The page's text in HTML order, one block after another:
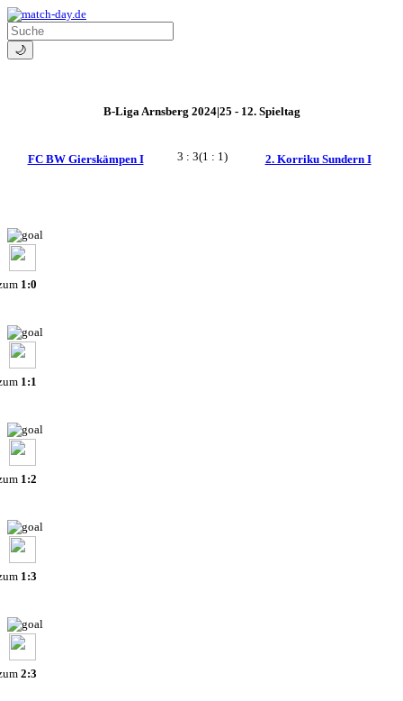
🌙
B-Liga Arnsberg 2024|25 - 12. Spieltag
FC BW Gierskämpen I 3 : 3(1 : 1) 2. Korriku Sundern I
1:0
1:1
1:2
1:3
2:3